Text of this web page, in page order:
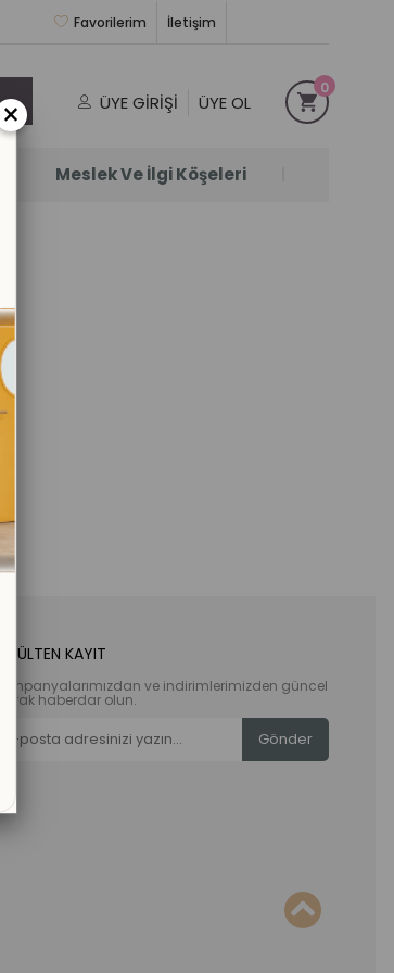
İletişim
Favorilerim
ÜYE GIRIŞI ÜYE OL
0
Meslek Ve İlgi Köşeleri
E-BÜLTEN KAYIT
Kampanyalarımızdan ve indirimlerimizden güncel
olarak haberdar olun.
Gönder
×